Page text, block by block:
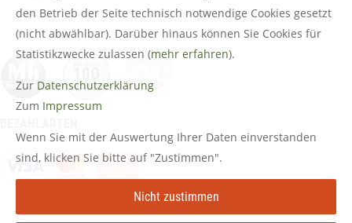
den Betrieb der Seite technisch notwendige Cookies gesetzt
(nicht abwählbar). Darüber hinaus können Sie Cookies für
Statistikzwecke zulassen (mehr erfahren).
Zur Datenschutzerklärung
Zum Impressum
Wenn Sie mit der Auswertung Ihrer Daten einverstanden
sind, klicken Sie bitte auf "Zustimmen".
Nicht zustimmen